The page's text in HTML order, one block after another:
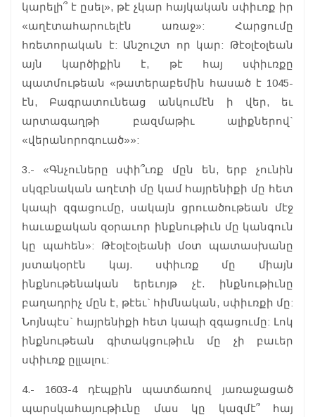
կարելի՞ է ըսել», թէ չկար հայկական սփիւռք իր
«աղէտահարուելէն առաջ»: Հարցումը
հռետորական է: Անշուշտ որ կար: Թէօլէօլեան
այն կարծիքին է, թէ հայ սփիւռքը
պատմութեան «թատերաբեմին հասած է 1045-
էն, Բագրատունեաց անկումէն ի վեր, եւ
արտագաղթի բազմաթիւ ալիքներով`
«վերանորոգուած»»:
3.- «Գնչուները սփի՞ւռք մըն են, երբ չունին
սկզբնական աղէտի մը կամ հայրենիքի մը հետ
կապի զգացումը, սակայն ցրուածութեան մէջ
հաւաքական զօրաւոր ինքնութիւն մը կանգուն
կը պահեն»: Թէօլէօլեանի մօտ պատասխանը
յստակօրէն կայ. սփիւռք մը միայն
ինքնութենական երեւոյթ չէ. ինքնութիւնը
բաղադրիչ մըն է, թէեւ` հիմնական, սփիւռքի մը:
Նոյնպէս` հայրենիքի հետ կապի զգացումը: Լոկ
ինքնութեան գիտակցութիւն մը չի բաւեր
սփիւռք ըլլալու:
4.- 1603-4 դէպքին պատճառով յառաջացած
պարսկահայութիւնը մաս կը կազմէ՞ հայ